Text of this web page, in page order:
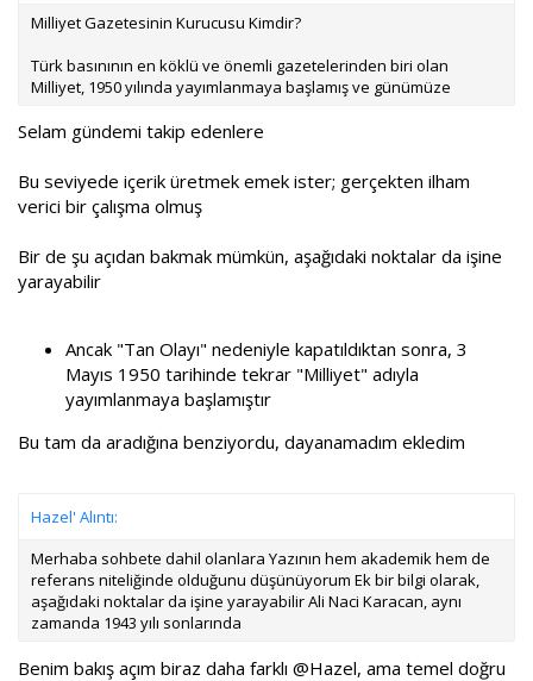
Milliyet Gazetesinin Kurucusu Kimdir?
Türk basınının en köklü ve önemli gazetelerinden biri olan
Milliyet, 1950 yılında yayımlanmaya başlamış ve günümüze
Selam gündemi takip edenlere
Bu seviyede içerik üretmek emek ister; gerçekten ilham
verici bir çalışma olmuş
Bir de şu açıdan bakmak mümkün, aşağıdaki noktalar da işine
yarayabilir
Ancak "Tan Olayı" nedeniyle kapatıldıktan sonra, 3
Mayıs 1950 tarihinde tekrar "Milliyet" adıyla
yayımlanmaya başlamıştır
Bu tam da aradığına benziyordu, dayanamadım ekledim
Hazel' Alıntı:
Merhaba sohbete dahil olanlara Yazının hem akademik hem de
referans niteliğinde olduğunu düşünüyorum Ek bir bilgi olarak,
aşağıdaki noktalar da işine yarayabilir Ali Naci Karacan, aynı
zamanda 1943 yılı sonlarında
Benim bakış açım biraz daha farklı @Hazel, ama temel doğru